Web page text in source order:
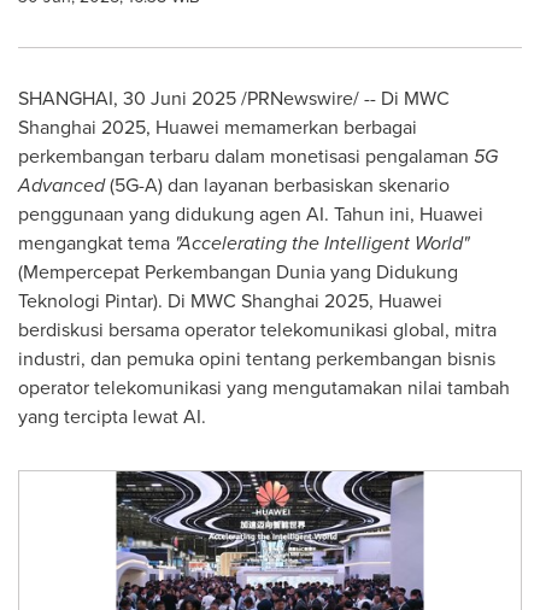
SHANGHAI, 30 Juni 2025 /PRNewswire/ -- Di MWC
Shanghai 2025, Huawei memamerkan berbagai
perkembangan terbaru dalam monetisasi pengalaman 5G
Advanced(5G-A) dan layanan berbasiskan skenario
penggunaan yang didukung agen AI. Tahun ini, Huawei
mengangkat tema "Accelerating the Intelligent World"
(Mempercepat Perkembangan Dunia yang Didukung
Teknologi Pintar). Di MWC Shanghai 2025, Huawei
berdiskusi bersama operator telekomunikasi global, mitra
industri, dan pemuka opini tentang perkembangan bisnis
operator telekomunikasi yang mengutamakan nilai tambah
yang tercipta lewat AI.